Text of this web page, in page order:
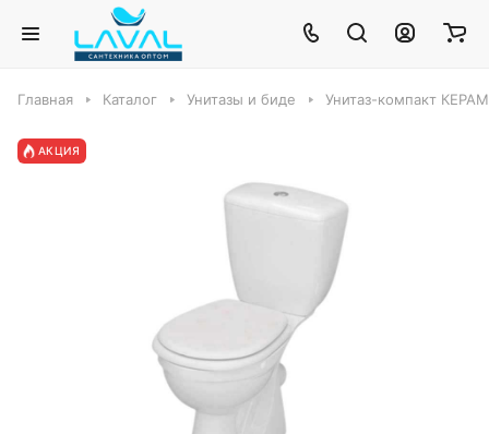
Главная Каталог Унитазы и биде Унитаз-компакт
АКЦИЯ